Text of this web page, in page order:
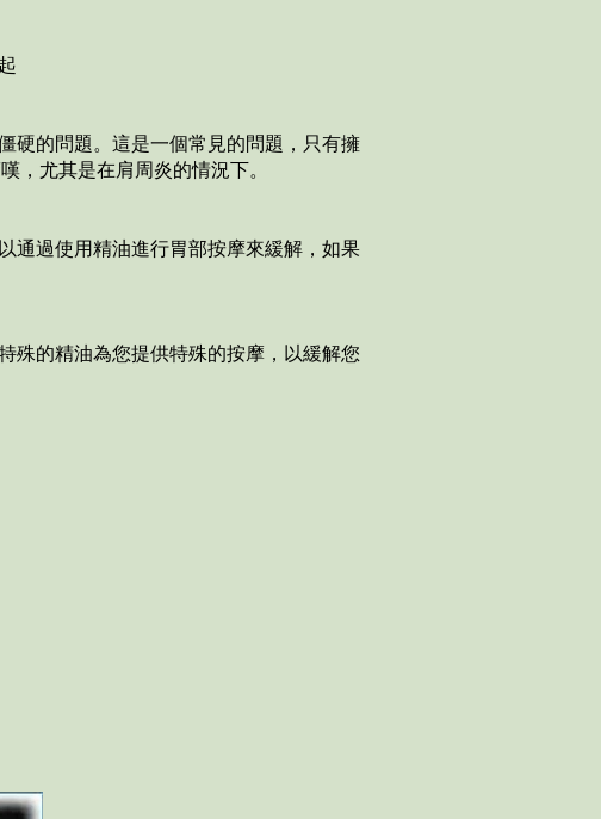
硬的問題。這是一個常見的問題，只有擁
尤其是在肩周炎的情況下。
通過使用精油進行胃部按摩來緩解，如果
殊的精油為您提供特殊的按摩，以緩解您